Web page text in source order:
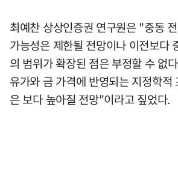
최예찬 상상인증권 연구원은 "중동
가능성은 제한될 전망이나 이전보다
의 범위가 확장된 점은 부정할 수 없
유가와 금 가격에 반영되는 지정학적
은 보다 높아질 전망"이라고 짚었다.